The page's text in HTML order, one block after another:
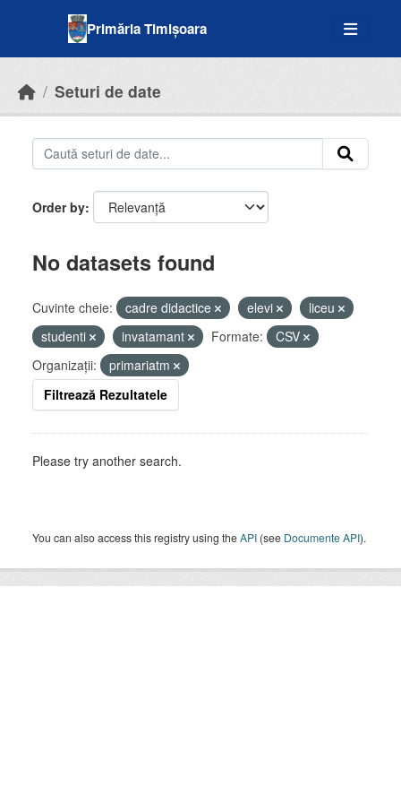
Primăria Timișoara
Seturi de date
Order by
No datasets found
Cuvinte cheie: cadre didactice elevi
liceu
studenti
invatamant Formate:
CSV
Organizații:
primariatm
Filtrează Rezultatele
Please try another search.
You can also access this registry using theAPI (see Documente API).